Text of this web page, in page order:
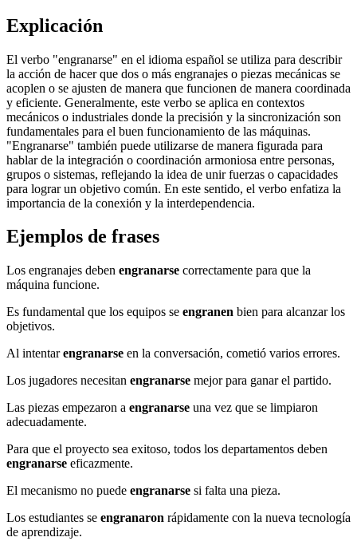
Explicación
El verbo "engranarse" en el idioma español se utiliza para describir
la acción de hacer que dos o más engranajes o piezas mecánicas se
acoplen o se ajusten de manera que funcionen de manera coordinada
y eficiente. Generalmente, este verbo se aplica en contextos
mecánicos o industriales donde la precisión y la sincronización son
fundamentales para el buen funcionamiento de las máquinas.
"Engranarse" también puede utilizarse de manera figurada para
hablar de la integración o coordinación armoniosa entre personas,
grupos o sistemas, reflejando la idea de unir fuerzas o capacidades
para lograr un objetivo común. En este sentido, el verbo enfatiza la
importancia de la conexión y la interdependencia.
Ejemplos de frases
Los engranajes deben engranarse correctamente para que la
máquina funcione.
Es fundamental que los equipos se engranen bien para alcanzar los
objetivos.
Al intentarengranarse en la conversación, cometió varios errores.
Los jugadores necesitan engranarse mejor para ganar el partido.
Las piezas empezaron a engranarse una vez que se limpiaron
adecuadamente.
Para que el proyecto sea exitoso, todos los departamentos deben
engranarse eficazmente.
El mecanismo no puede engranarse si falta una pieza.
Los estudiantes se engranaron rápidamente con la nueva tecnología
de aprendizaje.